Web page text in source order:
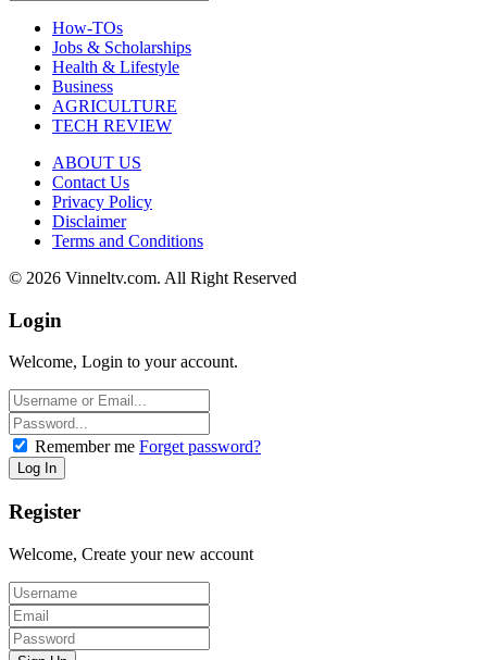
How-TOs
Jobs & Scholarships
Health & Lifestyle
Business
AGRICULTURE
TECH REVIEW
ABOUT US
Contact Us
Privacy Policy
Disclaimer
Terms and Conditions
© 2026 Vinneltv.com. All Right Reserved
Login
Welcome, Login to your account.
Remember me Forget password?
Register
Welcome, Create your new account